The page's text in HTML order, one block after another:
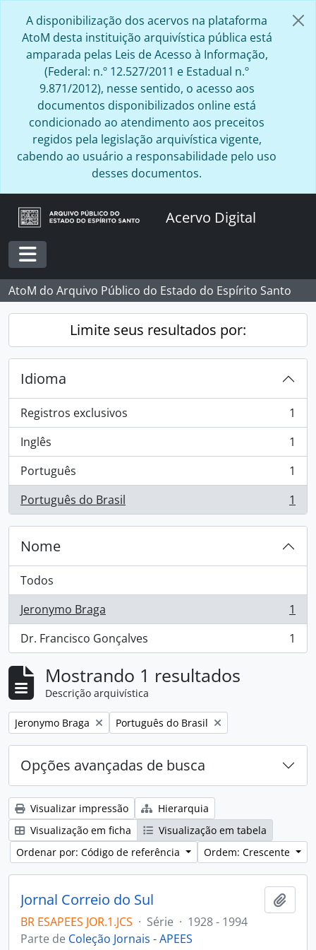
A disponibilização dos acervos na plataforma
AtoM desta instituição arquivística pública está
amparada pelas Leis de Acesso à Informação,
(Federal: n.º 12.527/2011 e Estadual n.º
9.871/2012), nesse sentido, o acesso aos
documentos disponibilizados online está
condicionado ao atendimento aos preceitos
regidos pela legislação arquivística vigente,
cabendo ao usuário a responsabilidade pelo uso
desses documentos.
Acervo Digital
Toggle navigation
AtoM do Arquivo Público do Estado do Espírito Santo
Limite seus resultados por:
Idioma
Registros exclusivos
, 1 resultados
1
Inglês
, 1 resultados
1
Português
, 1 resultados
1
Português do Brasil
, 1 resultados 1
Nome
Todos
Jeronymo Braga
, 1 resultados
1
Dr. Francisco Gonçalves
, 1 resultados 1
Mostrando 1 resultados
Descrição arquivística
Remover filtro:
Jeronymo Braga Remover filtro:
Português do Brasil
Opções avançadas de busca
Visualizar impressão
Hierarquia
Visualização em ficha
Visualização em tabela
Ordenar por: Código de referência
Ordem: Crescente
Jornal Correio do Sul
BR ESAPEES JOR.1.JCS · Série · 1928 - 1994
Parte de Coleção Jornais - APEES